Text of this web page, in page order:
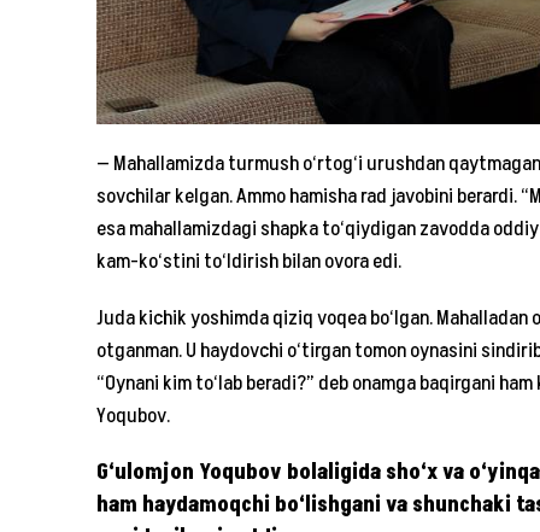
— Mahallamizda turmush o‘rtog‘i urushdan
sovchilar kelgan. Ammo hamisha rad javobini berardi.
esa mahallamizdagi shapka to‘qiydigan zavodda oddiy
kam-ko‘stini to‘ldirish bilan ovora edi.
Juda kichik yoshimda qiziq voqea bo‘lgan.
otganman. U haydovchi o‘tirgan tomon oynasini
“Oynani kim to‘lab beradi?” deb onamga baqirgani
Yoqubov.
G‘ulomjon Yoqubov bolaligida sho‘x va
ham haydamoqchi bo‘lishgani va shunchaki